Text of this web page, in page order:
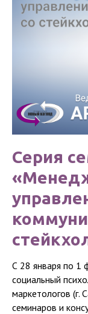
Серия
С 28 января по 1
социальный
маркетологов (г.
семинаров и